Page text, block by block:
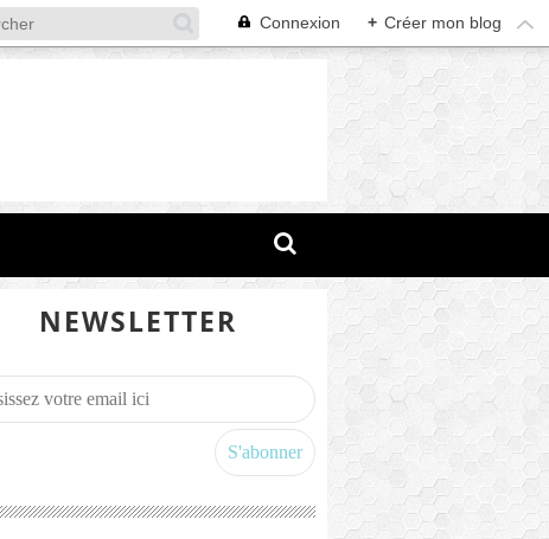
Connexion + Créer mon blog
NEWSLETTER